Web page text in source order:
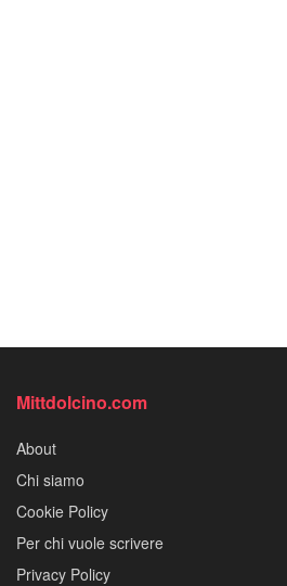
Mittdolcino.com
About
Chi siamo
Cookie Policy
Per chi vuole scrivere
Privacy Policy